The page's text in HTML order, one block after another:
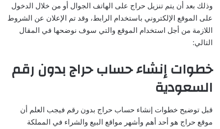
وذلك بعد أن يتم تنزيل حراج على الهاتف الجوال أو من خلال الدخول
على الموقع الإلكتروني باستخدام الرابط، وقد تم الإعلان عن الشروط
اللازمة من أجل استخدام الموقع والتي سوف نوضحها في المقال
التالي:
خطوات إنشاء حساب حراج بدون رقم
السعودية
قبل توضيح خطوات إنشاء حساب حراج بدون رقم فيجب العلم أن
موقع حراج هو أحد أهم وأشهر مواقع البيع والشراء في المملكة